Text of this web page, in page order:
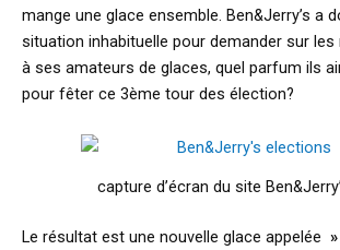
mange une glace ensemble. Ben&Jerry’s a
situation inhabituelle pour demander sur
à ses amateurs de glaces, quel parfum ils
pour fêter ce 3ème tour des élection?
capture d’écran du site
Le résultat est une nouvelle glace appelée